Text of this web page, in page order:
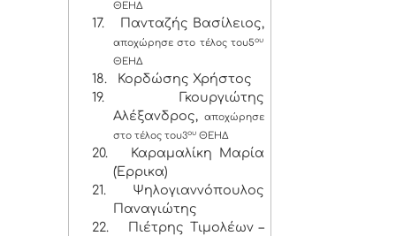
ΘΕΗΔ
17. Πανταζής Βασίλειος,
αποχώρησε στο τέλος του5ου
ΘΕΗΔ
18.
Κορδώσης Χρήστος
19.
Γκουργιώτης
Αλέξανδρος,
αποχώρησε
στο τέλος του3ου ΘΕΗΔ
20.
Καραμαλίκη Μαρία
(Έρρικα)
21.
Ψηλογιαννόπουλος
Παναγιώτης
22.
Πιέτρης Τιμολέων –